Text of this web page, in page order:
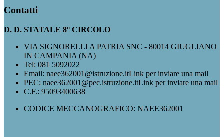
Contatti
D. D. STATALE 8° CIRCOLO
VIA SIGNORELLI A PATRIA SNC - 80014 GIUGLIANO
IN CAMPANIA (NA)
Tel: 081 5092022
Email: naee362001@istruzione.itLink per inviare una mail
PEC: naee362001@pec.istruzione.itLink per inviare una mail
C.F.: 95093400638
CODICE MECCANOGRAFICO: NAEE362001